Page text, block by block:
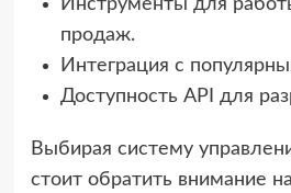
Инструменты для
продаж.
Интеграция с
Доступность API для
Выбирая систему
стоит обратить внимание